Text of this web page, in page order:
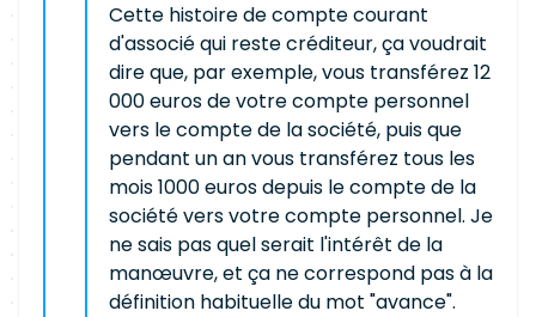
Cette histoire de compte courant
d'associé qui reste créditeur, ça voudrait
dire que, par exemple, vous transférez 12
000 euros de votre compte personnel
vers le compte de la société, puis que
pendant un an vous transférez tous les
mois 1000 euros depuis le compte de la
société vers votre compte personnel. Je
ne sais pas quel serait l'intérêt de la
manœuvre, et ça ne correspond pas à la
définition habituelle du mot "avance".